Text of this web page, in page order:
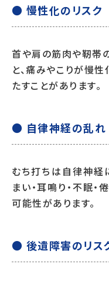
● 慢性化のリスク
首や肩の筋肉や靭帯
と、痛みやこりが慢
たすことがあります。
● 自律神経の乱れ
むち打ちは自律神経
まい・耳鳴り・不眠
可能性があります。
● 後遺障害のリス